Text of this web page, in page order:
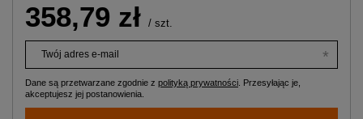
358,79 zł / szt.
Twój adres e-mail
Dane są przetwarzane zgodnie z polityką prywatności. Przesyłając je,
akceptujesz jej postanowienia.